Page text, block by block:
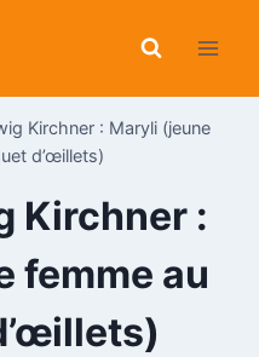
Kirchner : Maryli (jeune
d’œillets)
Kirchner :
femme au